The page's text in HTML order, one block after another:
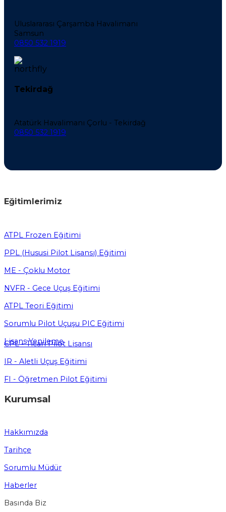
Uluslararası Çarşamba Havalimanı
Samsun
0850 532 1919
Tekirdağ
Atatürk Havalimanı Çorlu - Tekirdağ
0850 532 1919
Eğitimlerimiz
ATPL Frozen Eğitimi
PPL (Hususi Pilot Lisansı) Eğitimi
ME - Çoklu Motor
NVFR - Gece Uçuş Eğitimi
ATPL Teori Eğitimi
Sorumlu Pilot Uçuşu PIC Eğitimi
Lisans Yenileme
CPL - Ticari Pilot Lisansı
IR - Aletli Uçuş Eğitimi
FI - Öğretmen Pilot Eğitimi
Kurumsal
Hakkımızda
Tarihçe
Sorumlu Müdür
Haberler
Basında Biz